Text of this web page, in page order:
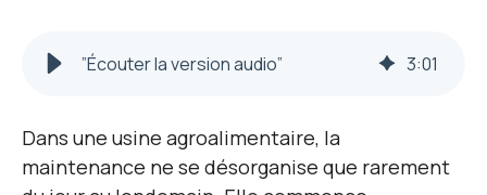
”Écouter la version audio” 3:01
Dans une usine agroalimentaire, la
maintenance ne se désorganise que rarement